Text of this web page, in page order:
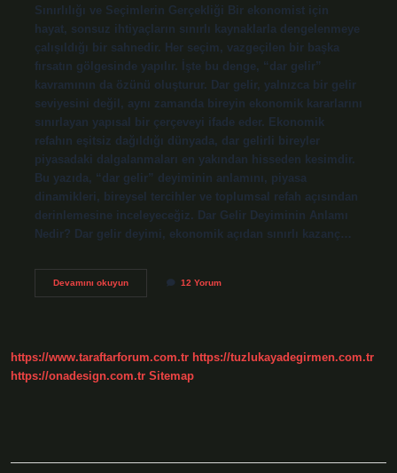
Sınırlılığı ve Seçimlerin Gerçekliği Bir ekonomist için
hayat, sonsuz ihtiyaçların sınırlı kaynaklarla dengelenmeye
çalışıldığı bir sahnedir. Her seçim, vazgeçilen bir başka
fırsatın gölgesinde yapılır. İşte bu denge, “dar gelir”
kavramının da özünü oluşturur. Dar gelir, yalnızca bir gelir
seviyesini değil, aynı zamanda bireyin ekonomik kararlarını
sınırlayan yapısal bir çerçeveyi ifade eder. Ekonomik
refahın eşitsiz dağıldığı dünyada, dar gelirli bireyler
piyasadaki dalgalanmaları en yakından hisseden kesimdir.
Bu yazıda, “dar gelir” deyiminin anlamını, piyasa
dinamikleri, bireysel tercihler ve toplumsal refah açısından
derinlemesine inceleyeceğiz. Dar Gelir Deyiminin Anlamı
Nedir? Dar gelir deyimi, ekonomik açıdan sınırlı kazanç…
Devamını okuyunDar
12 Yorum
https://www.taraftarforum.com.tr https://tuzlukayadegirmen.com.tr
https://onadesign.com.tr Sitemap